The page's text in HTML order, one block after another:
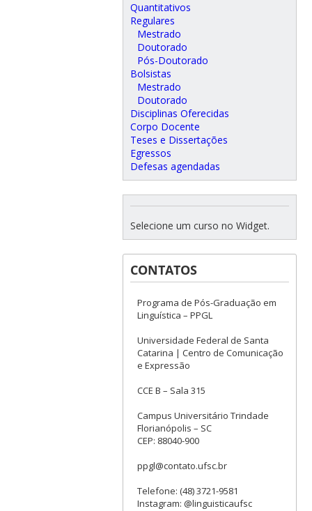
Quantitativos
Regulares
Mestrado
Doutorado
Pós-Doutorado
Bolsistas
Mestrado
Doutorado
Disciplinas Oferecidas
Corpo Docente
Teses e Dissertações
Egressos
Defesas agendadas
Selecione um curso no Widget.
CONTATOS
Programa de Pós-Graduação em
Linguística – PPGL
Universidade Federal de Santa
Catarina | Centro de Comunicação
e Expressão
CCE B – Sala 315
Campus Universitário Trindade
Florianópolis – SC
CEP: 88040-900
ppgl@contato.ufsc.br
Telefone: (48) 3721-9581
Instagram: @linguisticaufsc